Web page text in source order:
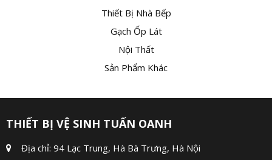
Thiết Bị Nhà Bếp
Gạch Ốp Lát
Nội Thất
Sản Phẩm Khác
THIẾT BỊ VỆ SINH TUẤN OANH
Địa chỉ: 94 Lạc Trung, Hà Bà Trưng, Hà Nội